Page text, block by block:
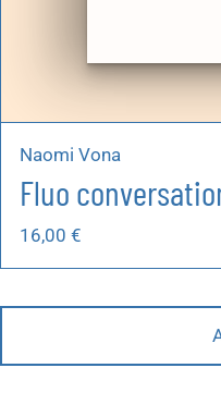
Naomi Vona
Fluo
16,00 €